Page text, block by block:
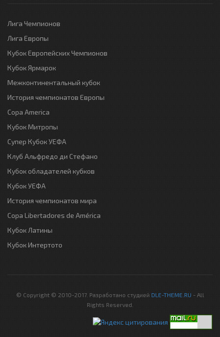
Лига Чемпионов
Лига Европы
Кубок Европейских Чемпионов
Кубок Ярмарок
Межконтинентальный кубок
История чемпионатов Европы
Copa America
Кубок Митропы
Супер Кубок УЕФА
Клуб Альфредо ди Стефано
Кубок обладателей кубков
Кубок УЕФА
История чемпионатов мира
Copa Libertadores de América
Кубок Латины
Кубок Интертото
© Copyright © 2010-2017. Разработано студией DLE-THEME.RU - All
Rights Reserved.